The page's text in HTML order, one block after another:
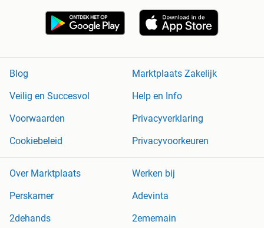
Blog
Marktplaats Zakelijk
Veilig en Succesvol
Help en Info
Voorwaarden
Privacyverklaring
Cookiebeleid
Privacyvoorkeuren
Over Marktplaats
Werken bij
Perskamer
Adevinta
2dehands
2ememain